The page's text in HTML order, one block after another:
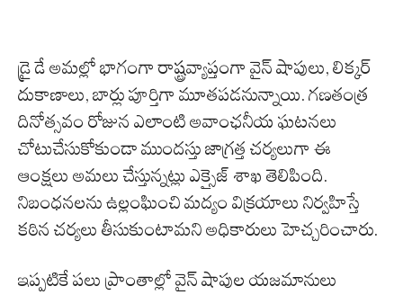
డ్రై డే అమల్లో భాగంగా రాష్ట్రవ్యాప్తంగా వైన్ షాపులు, లిక్కర్
దుకాణాలు, బార్లు పూర్తిగా మూతపడనున్నాయి. గణతంత్ర
దినోత్సవం రోజున ఎలాంటి అవాంఛనీయ ఘటనలు
చోటుచేసుకోకుండా ముందస్తు జాగ్రత్త చర్యలుగా ఈ
ఆంక్షలు అమలు చేస్తున్నట్లు ఎక్సైజ్ శాఖ తెలిపింది.
నిబంధనలను ఉల్లంఘించి మద్యం విక్రయాలు నిర్వహిస్తే
కఠిన చర్యలు తీసుకుంటామని అధికారులు హెచ్చరించారు.
ఇప్పటికే పలు ప్రాంతాల్లో వైన్ షాపుల యజమానులు